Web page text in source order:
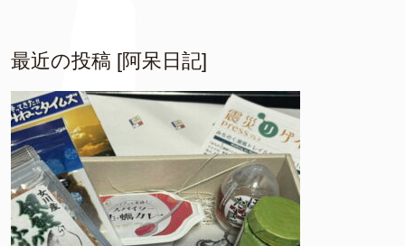
最近の投稿 [阿呆日記]